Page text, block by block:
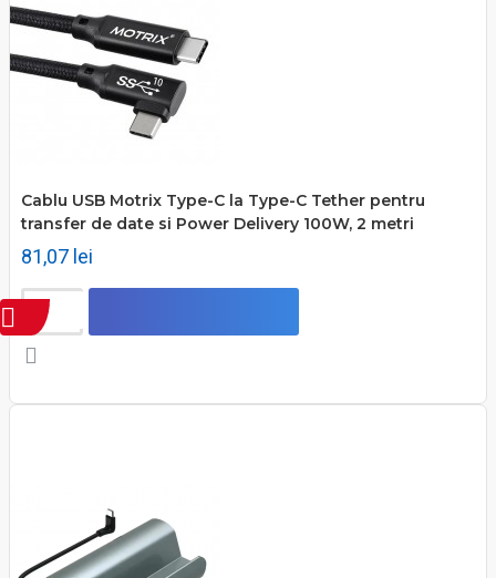
Cablu USB Motrix Type-C la Type-C Tether pentru
transfer de date si Power Delivery 100W, 2 metri
81,07 lei